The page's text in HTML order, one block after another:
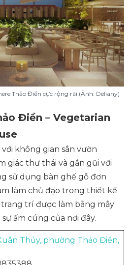
Thảo Điền cực rộng rãi (Ảnh: Deliany)
Điền – Vegetarian
không gian sân vườn
giác thư thái và gần gũi với
sử dụng bàn ghế gỗ đơn
làm chủ đạo trong thiết kế
trí được làm bằng mây
ấm cúng của nơi đây.
Thủy, phường Thảo Điền,